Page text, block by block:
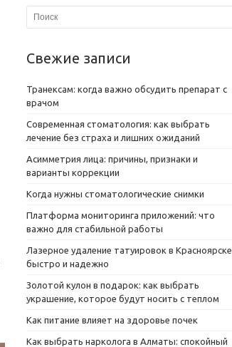
Свежие записи
Транексам: когда важно обсудить препарат с
врачом
Современная стоматология: как выбрать
лечение без страха и лишних ожиданий
Асимметрия лица: причины, признаки и
варианты коррекции
Когда нужны стоматологические снимки
Платформа мониторинга приложений: что
важно для стабильной работы
Лазерное удаление татуировок в Красноярске
быстро и надежно
Золотой кулон в подарок: как выбрать
украшение, которое будут носить с теплом
Как питание влияет на здоровье почек
Как выбрать нарколога в Алматы: спокойный